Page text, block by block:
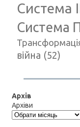
Система
Система
Трансформація
війна (52)
Архів
Архіви